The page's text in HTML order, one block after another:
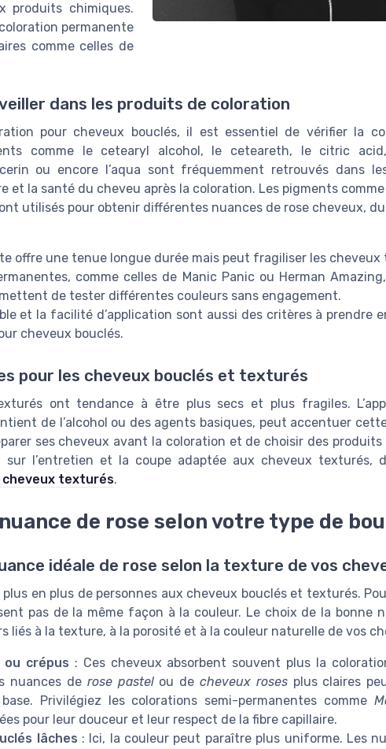
produits chimiques.
permanente
comme celles de
dans les produits de coloration
pour cheveux bouclés, il est essentiel de vérifier la
comme le cetearyl alcohol, le ceteareth, le citric
ou encore l’aqua sont fréquemment retrouvés dans
et la santé du cheveu après la coloration. Les pigments
utilisés pour obtenir différentes nuances de rose cheveux,
offre une tenue longue durée mais peut fragiliser les cheveux
comme celles de Manic Panic ou Herman
de tester différentes couleurs sans engagement.
et la facilité d’application sont aussi des critères à prendre
cheveux bouclés.
pour les cheveux bouclés et texturés
ont tendance à être plus secs et plus fragiles.
de l’alcohol ou des agents basiques, peut accentuer
ses cheveux avant la coloration et de choisir des produits
l’entretien et la coupe adaptée aux cheveux texturés,
cheveux texturés.
de rose selon votre type de
idéale de rose selon la texture de vos
en plus de personnes aux cheveux bouclés et texturés.
pas de la même façon à la couleur. Le choix de la bonne
liés à la texture, à la porosité et à la couleur naturelle de vos
ou crépus : Ces cheveux absorbent souvent plus la
nuances de rose pastelou decheveux rosesplus claires
Privilégiez les colorations semi-permanentes comme
pour leur douceur et leur respect de la fibre capillaire.
lâches : Ici, la couleur peut paraître plus uniforme. Les